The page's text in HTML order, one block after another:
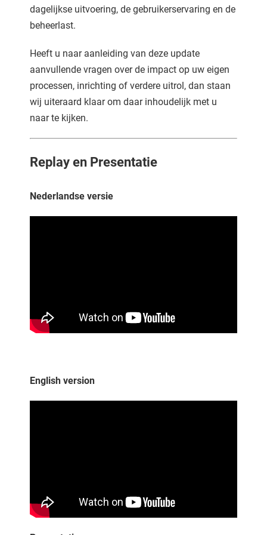
dagelijkse uitvoering, de gebruikerservaring en de
beheerlast.
Heeft u naar aanleiding van deze update
aanvullende vragen over de impact op uw eigen
processen, inrichting of verdere uitrol, dan staan
wij uiteraard klaar om daar inhoudelijk met u
naar te kijken.
Replay en Presentatie
Nederlandse versie
English version